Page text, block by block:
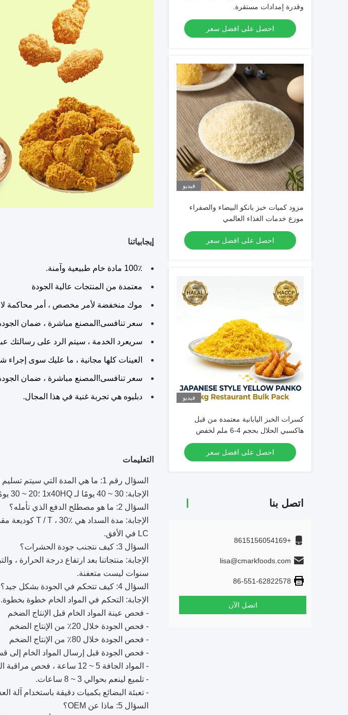
وقدرة إمدادات مستقرة.
احصل على افضل سعر
فيديو
مزود كميات خبز بانكو البيضاء والصفراء
موزع خدمات الغذاء العالمي
احصل على افضل سعر
فيديو
كسرات الخبز اليابانية معتمدة من قبل
هاكسبي الحلال بحجم 4-6 ملم لخفض
امتصاص الزيت في الأطعمة المقلية
احصل على افضل سعر
اتصل بنا
+8615156054169
lisa@cmarkfoods.com
86-551-62822578
اتصل الآن
إيجابياتنا
100٪ مادة خام طبيعية وآمنة.
معتمدة من المنتجات عالية الجودة
موك منخفضة لأمر مخصص ، أمر محاكمة
سعر تنافسى!المصنع مباشرة ، ضمان
سريعرد الخدمة ، سيتم الرد على رسالتك عبر
العينات كلها مجانية ، ما عليك سوى إجراء
سعر تنافسى!المصنع مباشرة ، ضمان
دبليوه هي تجربة غنية في هذا المجال.
التعليمات
السؤال رقم 1
: ما هي المدة التي سيتم تسليم
الإجابة: 30 ~ 40 يومًا لـ 1x40HQ ؛20 ~ 30 يومًا مقابل 1 * 20 قدمًا.
السؤال 2: ما هو مصطلح الدفع الذي تأمله؟
LC في الأفق.
السؤال 3: كيف نتجنب جودة الحشرات؟
سنوات ليست متعفنة.
السؤال 4: كيف تتحكم في الجودة بشكل جيد؟
الإجابة: التحكم في المواد الخام خطوة بخطوة.
- فحص عينة المواد الخام قبل الإنتاج الضخم
- فحص الجودة خلال 20٪ من الإنتاج الضخم
- فحص الجودة خلال 80٪ من الإنتاج الضخم
- فحص الجودة قبل إرسال المواد الخام إلى
- المواد الجافة 5 ~ 12 ساعة ، فحص مراقبة الجودة للمنتجات بواسطة أداة الرطوبة المهنية.
- تلميع لينعم بحوالي 3 ~ 8 ساعات.
- تعبئة البضائع بكميات دقيقة باستخدام آلة
السؤال 5: ماذا عن OEM؟